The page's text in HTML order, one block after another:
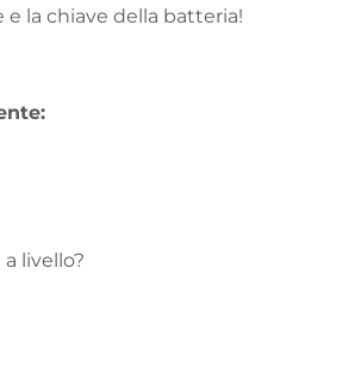
la chiave della batteria!
livello?